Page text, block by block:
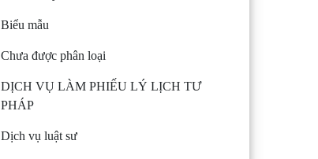
Biểu mẫu
Chưa được phân loại
DỊCH VỤ LÀM PHIẾU LÝ LỊCH TƯ
PHÁP
Dịch vụ luật sư